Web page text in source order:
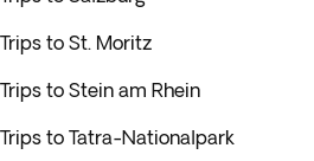
Trips to St. Moritz
Trips to Stein am Rhein
Trips to Tatra-Nationalpark